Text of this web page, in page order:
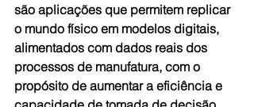
são aplicações que permitem replicar
o mundo físico em modelos digitais,
alimentados com dados reais dos
processos de manufatura, com o
propósito de aumentar a eficiência e